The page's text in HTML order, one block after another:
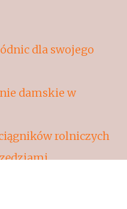
dla swojego
damskie w
rolniczych